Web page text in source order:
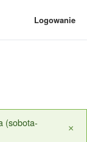
Logowanie
(sobota-
×